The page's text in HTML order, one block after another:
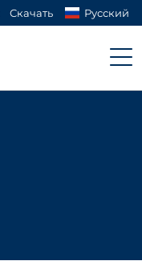
Скачать Русский